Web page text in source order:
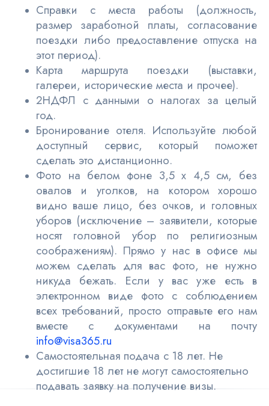
Справки с места работы (должность,
размер заработной платы, согласование
поездки либо предоставление отпуска на
этот период).
Карта маршрута поездки (выставки,
галереи, исторические места и прочее).
2НДФЛ с данными о налогах за целый
год.
Бронирование отеля. Используйте любой
доступный сервис, который поможет
сделать это дистанционно.
Фото на белом фоне 3,5 х 4,5 см, без
овалов и уголков, на котором хорошо
видно ваше лицо, без очков, и головных
уборов (исключение – заявители, которые
носят головной убор по религиозным
соображениям). Прямо у нас в офисе мы
можем сделать для вас фото, не нужно
никуда бежать. Если у вас уже есть в
электронном виде фото с соблюдением
всех требований, просто отправьте его нам
вместе с документами на почту
info@visa365.ru
Самостоятельная подача с 18 лет. Не
достигшие 18 лет не могут самостоятельно
подавать заявку на получение визы.